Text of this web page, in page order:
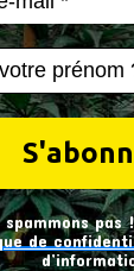
spammons pas
de